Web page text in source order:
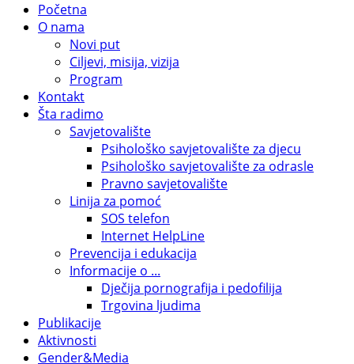
Početna
O nama
Novi put
Ciljevi, misija, vizija
Program
Kontakt
Šta radimo
Savjetovalište
Psihološko savjetovalište za djecu
Psihološko savjetovalište za odrasle
Pravno savjetovalište
Linija za pomoć
SOS telefon
Internet HelpLine
Prevencija i edukacija
Informacije o ...
Dječija pornografija i pedofilija
Trgovina ljudima
Publikacije
Aktivnosti
Gender&Media